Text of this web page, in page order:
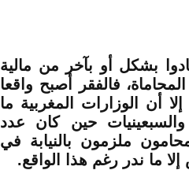
بشكل أو بآخر من مالية
فالفقر أصبح واقعا
أن الوزارات المغربية ما
حين كان عدد
ملزمون بالنيابة في
ما ندر رغم هذا الواقع.